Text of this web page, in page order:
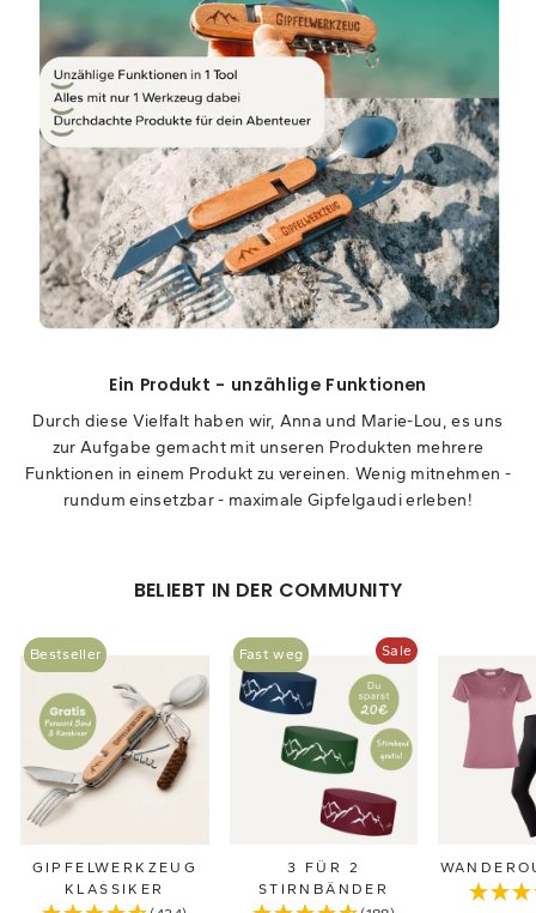
Ein Produkt - unzählige Funktionen
Durch diese Vielfalt haben wir, Anna und Marie-Lou, es uns
zur Aufgabe gemacht mit unseren Produkten mehrere
Funktionen in einem Produkt zu vereinen. Wenig mitnehmen -
rundum einsetzbar - maximale Gipfelgaudi erleben!
BELIEBT IN DER COMMUNITY
Bestseller
GIPFELWERKZEUG
KLASSIKER
Fast weg Sale
3 FÜR 2
STIRNBÄNDER